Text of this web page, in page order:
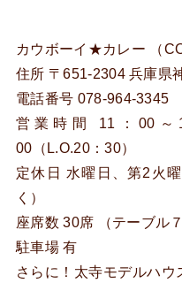
カウボーイ★カレー （
住所 〒651-2304 兵庫県
電話番号 078-964-3345
営業時間 11：00
00（L.O.20：30）
定休日 水曜日、第2火
く）
座席数 30席 （テーブル７
駐車場 有
さらに！太寺モデルハウ